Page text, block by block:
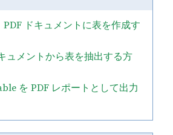
PDF ドキュメントに表を作成す
ュメントから表を抽出する方
を PDF レポートとして出力